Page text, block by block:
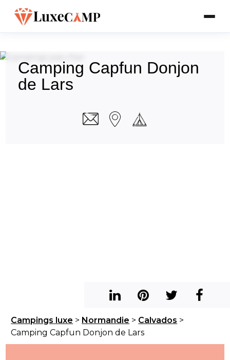
Camping Capfun Donjon
de Lars
Campings luxe > Normandie > Calvados >
Camping Capfun Donjon de Lars